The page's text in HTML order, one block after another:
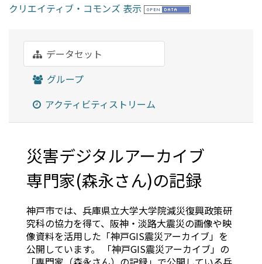
クリエイティブ・コモンズ 表示
データセット
グループ
アクティビティストリーム
災害デジタルアーカイブ
専門家(森永さん)の記録
神戸市では、兵庫県立大学大学院減災復興政策研
究科の協力を得て、阪神・淡路大震災の画像や映
像資料を活用した「神戸GIS震災アーカイブ」を
公開しています。 「神戸GIS震災アーカイブ」の